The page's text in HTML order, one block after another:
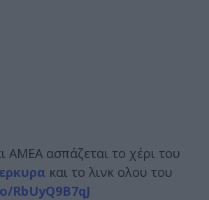
ΑΜΕΑ ασπάζεται το χέρι του
και το λινκ ολου του
RbUyQ9B7qJ